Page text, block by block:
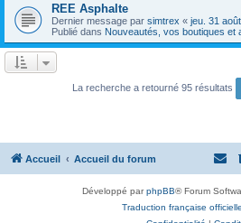
REE Asphalte
Dernier message par simtrex « jeu. 31
Publié dans Nouveautés, vos boutiques et
La recherche a retourné 95 résultats
Accueil Accueil du forum
Développé parphpBB® Forum
Traduction française officielle